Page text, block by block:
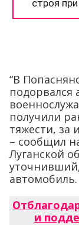
“В
получили
тяжести, за
– сообщил
Луганской
автомобиль.
и